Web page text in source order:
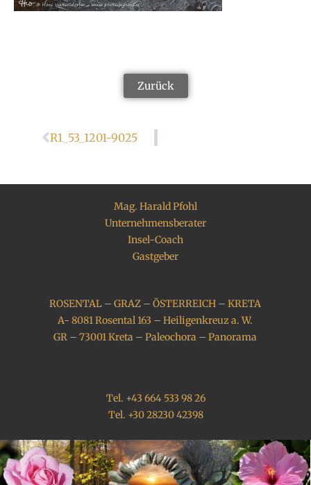
Zurück
R1_53_1201-9025
Mag. Harald Pfohl
Unternehmensberater
Insel-Coach
Gastgeber
ROSENTAL – GRAZ – ÖSTERREICH – KRETA
A- 8081 Rosental 163 – Heiligenkreuz a. W.
GR – 73001 Kreta – Paleochora – Panorama
Tel. +43 664 533 98 26
Tel. +30 28230 42398